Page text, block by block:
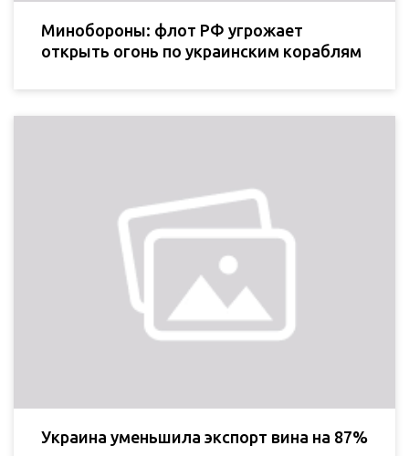
Минобороны: флот РФ угрожает
открыть огонь по украинским кораблям
Украина уменьшила экспорт вина на 87%